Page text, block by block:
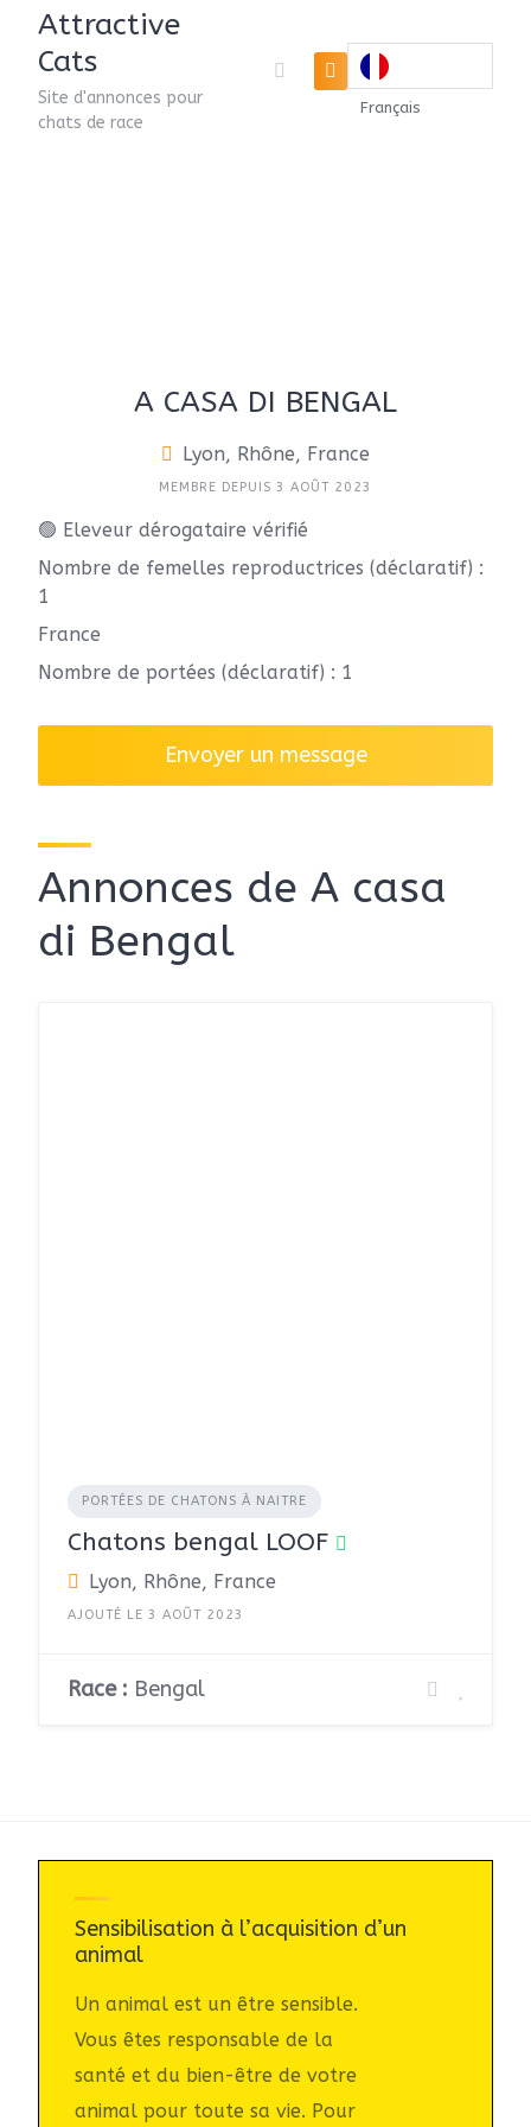
Attractive
Cats
Site d'annonces pour
chats de race
Français
A CASA DI BENGAL
Lyon, Rhône, France
MEMBRE DEPUIS 3 AOÛT 2023
🟢 Eleveur dérogataire vérifié
Nombre de femelles reproductrices (déclaratif) :
1
France
Nombre de portées (déclaratif) : 1
Envoyer un message
Annonces de A casa
di Bengal
PORTÉES DE CHATONS À NAITRE
Chatons bengal LOOF
Lyon, Rhône, France
AJOUTÉ LE 3 AOÛT 2023
Race : Bengal
Sensibilisation à l’acquisition d’un
animal
Un animal est un être sensible.
Vous êtes responsable de la
santé et du bien-être de votre
animal pour toute sa vie. Pour